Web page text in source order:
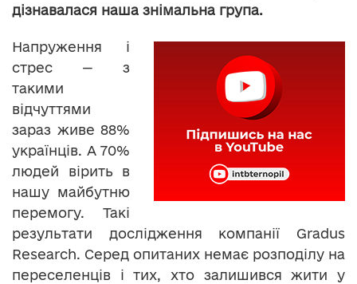
дізнавалася наша знімальна група.
Напруження і
стрес — з
такими
відчуттями
зараз живе 88%
українців. А 70%
людей вірить в
нашу майбутню
перемогу. Такі
результати дослідження компанії Gradus
Research. Серед опитаних немає розподілу на
переселенців і тих, хто залишився жити у